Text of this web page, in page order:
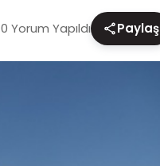
0 Yorum Yapıldı Paylaş